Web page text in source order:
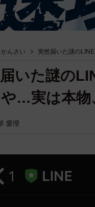
かんさい 突然届いた謎の
いた謎の
…実は本物
愛理